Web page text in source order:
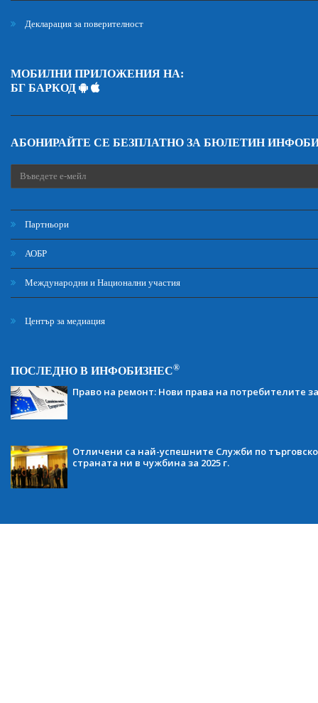
Декларация за поверителност
МОБИЛНИ ПРИЛОЖЕНИЯ НА:
БГ БАРКОД
АБОНИРАЙТЕ СЕ БЕЗПЛАТНО ЗА БЮЛЕТИН
Партньори
АОБР
Международни и Национални участия
Център за медиация
ПОСЛЕДНО В ИНФОБИЗНЕС®
Право на ремонт: Нови права на потребителите
Отличени са най-успешните Служби по
страната ни в чужбина за 2025 г.